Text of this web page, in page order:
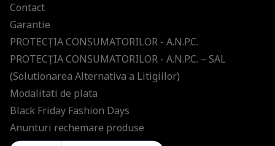
Contact
Garantie
PROTECŢIA CONSUMATORILOR - A.N.P.C.
PROTECŢIA CONSUMATORILOR - A.N.P.C. – SAL
(Solutionarea Alternativa a Litigiilor)
Modalitati de plata
Black Friday Fashion Days
Anunturi rechemare produse